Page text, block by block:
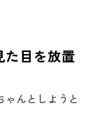
た目を放置
んとしようと